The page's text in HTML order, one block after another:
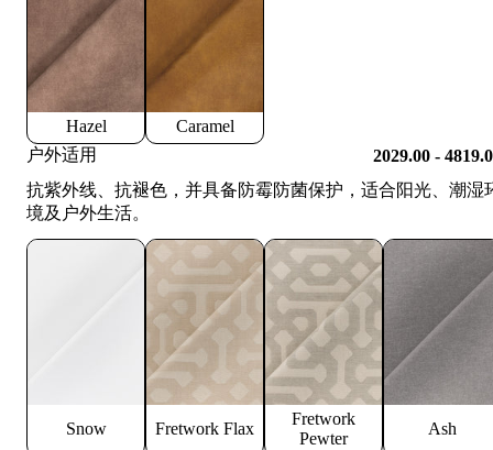
Hazel
Caramel
户外适用
2029.00 -
抗紫外线、抗褪色，并具备防霉防菌保护，适合阳光、潮湿
境及户外生活。
Snow Fretwork Flax
Fretwork
Pewter
Ash